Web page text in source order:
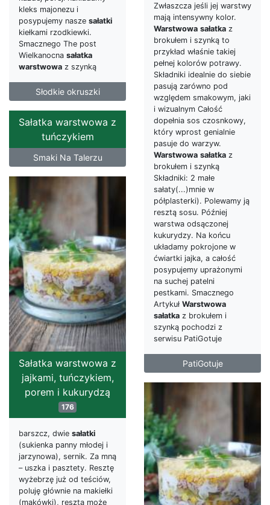
kleks majonezu i
posypujemy nasze sałatki
kiełkami rzodkiewki.
Smacznego The post
Wielkanocna sałatka
warstwowa z szynką
Słodkie okruszki
Zwłaszcza jeśli jej warstwy
mają intensywny kolor.
Warstwowa sałatka z
brokułem i szynką to
przykład właśnie takiej
pełnej kolorów potrawy.
Składniki idealnie do siebie
pasują zarówno pod
względem smakowym, jaki
i wizualnym Całość
dopełnia sos czosnkowy,
który wprost genialnie
pasuje do warzyw.
Warstwowa sałatka z
brokułem i szynką
Składniki: 2 małe
sałaty(...)mnie w
półplasterki). Polewamy ją
resztą sosu. Później
warstwa odsączonej
kukurydzy. Na końcu
układamy pokrojone w
ćwiartki jajka, a całość
posypujemy uprażonymi
na suchej patelni
pestkami. Smacznego
Artykuł Warstwowa
sałatka z brokułem i
szynką pochodzi z
serwisu PatiGotuje
PatiGotuje
Sałatka warstwowa z
tuńczykiem
Smaki Na Talerzu
Sałatka warstwowa z
jajkami, tuńczykiem,
porem i kukurydzą
176
barszcz, dwie sałatki
(sukienka panny młodej i
jarzynowa), sernik. Za mną
– uszka i pasztety. Resztę
wyżebrzę już od teściów,
poluję głównie na makiełki
(makówki), reszta może